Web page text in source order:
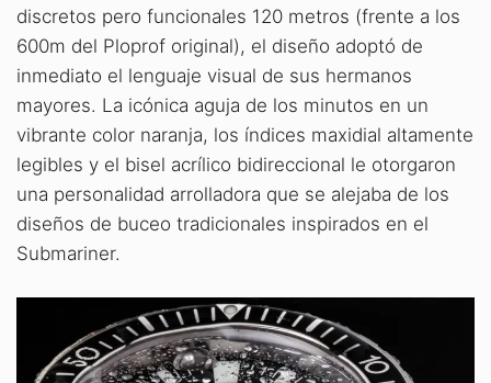
discretos pero funcionales 120 metros (frente a los
600m del Ploprof original), el diseño adoptó de
inmediato el lenguaje visual de sus hermanos
mayores. La icónica aguja de los minutos en un
vibrante color naranja, los índices maxidial altamente
legibles y el bisel acrílico bidireccional le otorgaron
una personalidad arrolladora que se alejaba de los
diseños de buceo tradicionales inspirados en el
Submariner.